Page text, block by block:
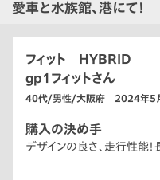
愛車と水族館、港にて！
フィット HYBRID
gp1フィットさん
40代/男性/大阪府 2024年5
購入の決め手
デザインの良さ、走行性能